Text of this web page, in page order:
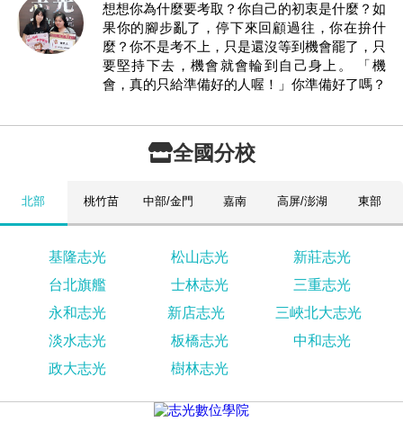
想想你為什麼要考取？你自己的初衷是什麼？如
果你的腳步亂了，停下來回顧過往，你在拚什
麼？你不是考不上，只是還沒等到機會罷了，只
要堅持下去，機會就會輪到自己身上。 「機
會，真的只給準備好的人喔！」你準備好了嗎？
全國分校
北部 桃竹苗 中部/金門 嘉南 高屏/澎湖 東部
基隆志光 松山志光
新莊志光
台北旗艦
士林志光
三重志光
永和志光
新店志光
三峽北大志光
淡水志光
板橋志光
中和志光
政大志光
樹林志光